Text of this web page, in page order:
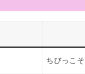
ちびっこ